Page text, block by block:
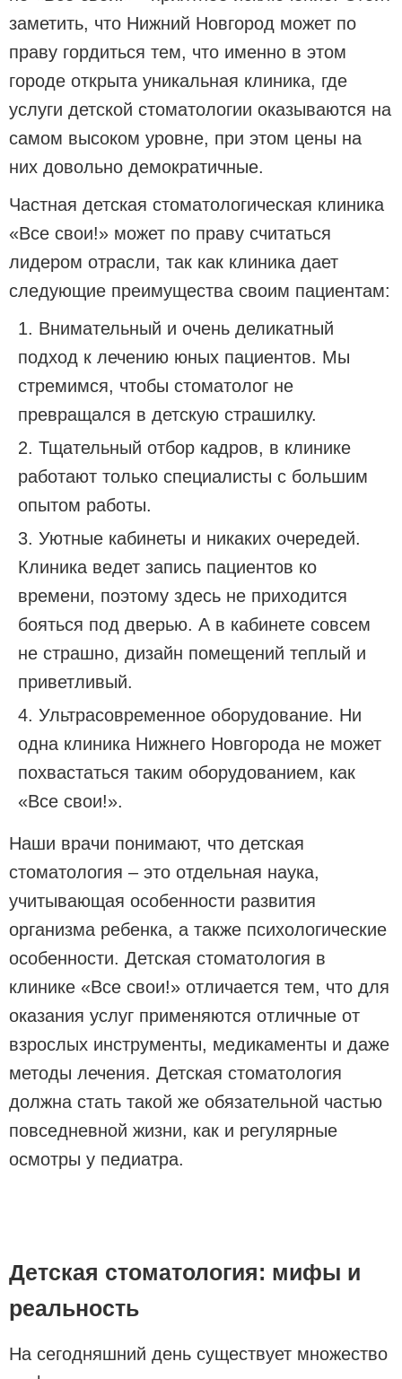
заметить, что Нижний Новгород может по
праву гордиться тем, что именно в этом
городе открыта уникальная клиника, где
услуги детской стоматологии оказываются на
самом высоком уровне, при этом цены на
них довольно демократичные.
Частная детская стоматологическая клиника
«Все свои!» может по праву считаться
лидером отрасли, так как клиника дает
следующие преимущества своим пациентам:
Внимательный и очень деликатный
подход к лечению юных пациентов. Мы
стремимся, чтобы стоматолог не
превращался в детскую страшилку.
Тщательный отбор кадров, в клинике
работают только специалисты с большим
опытом работы.
Уютные кабинеты и никаких очередей.
Клиника ведет запись пациентов ко
времени, поэтому здесь не приходится
бояться под дверью. А в кабинете совсем
не страшно, дизайн помещений теплый и
приветливый.
Ультрасовременное оборудование. Ни
одна клиника Нижнего Новгорода не может
похвастаться таким оборудованием, как
«Все свои!».
Наши врачи понимают, что детская
стоматология – это отдельная наука,
учитывающая особенности развития
организма ребенка, а также психологические
особенности. Детская стоматология в
клинике «Все свои!» отличается тем, что для
оказания услуг применяются отличные от
взрослых инструменты, медикаменты и даже
методы лечения. Детская стоматология
должна стать такой же обязательной частью
повседневной жизни, как и регулярные
осмотры у педиатра.
Детская стоматология: мифы и
реальность
На сегодняшний день существует множество